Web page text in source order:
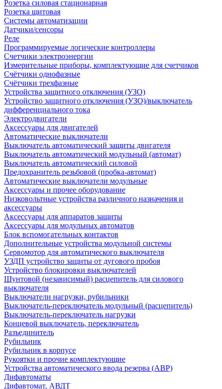
Розетка силовая стационарная
Розетка щитовая
Системы автоматизации
Датчики/сенсоры
Реле
Программируемые логические контроллеры
Счетчики электроэнергии
Измерительные приборы, комплектующие для счетчиков
Счётчики однофазные
Счётчики трехфазные
Устройства защитного отключения (УЗО)
Устройство защитного отключения (УЗО)/выключатель
дифференциального тока
Электродвигатели
Аксессуары для двигателей
Автоматические выключатели
Выключатель автоматический защиты двигателя
Выключатель автоматический модульный (автомат)
Выключатель автоматический силовой
Предохранитель резьбовой (пробка-автомат)
Автоматические выключатели модульные
Аксессуары и прочее оборудование
Низковольтные устройства различного назначения и
аксессуары
Аксессуары для аппаратов защиты
Аксессуары для модульных автоматов
Блок вспомогательных контактов
Дополнительные устройства модульной системы
Сервомотор для автоматического выключателя
УЗДП устройство защиты от дугового пробоя
Устройство блокировки выключателей
Шунтовой (независимый) расцепитель для силового
выключателя
Выключатели нагрузки, рубильники
Выключатель-переключатель модульный (расцепитель)
Выключатель-переключатель нагрузки
Концевой выключатель, переключатель
Разъединитель
Рубильник
Рубильник в корпусе
Рукоятки и прочие комплектующие
Устройства автоматического ввода резерва (АВР)
Дифавтоматы
Дифавтомат, АВДТ